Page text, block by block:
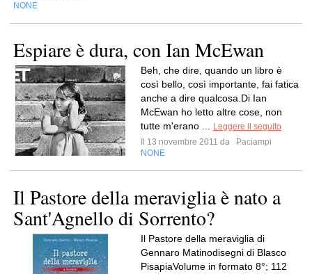
NONE
Espiare è dura, con Ian McEwan
Beh, che dire, quando un libro è
così bello, così importante, fai fatica
anche a dire qualcosa.Di Ian
McEwan ho letto altre cose, non
tutte m'erano ...
Leggere il seguito
Il 13 novembre 2011 da
Paciampi
NONE
Il Pastore della meraviglia è nato a
Sant'Agnello di Sorrento?
Il Pastore della meraviglia di
Gennaro Matinodisegni di Blasco
PisapiaVolume in formato 8°; 112